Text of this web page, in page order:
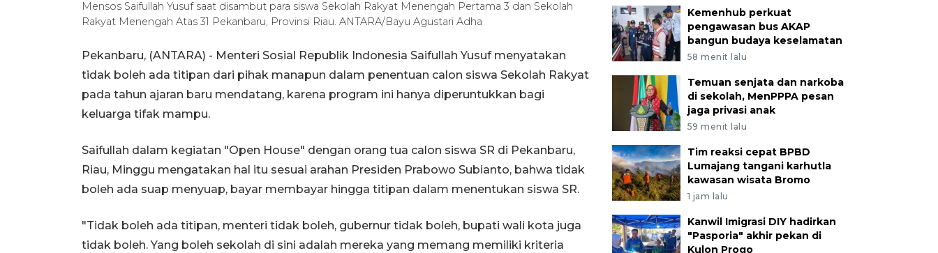
Mensos Saifullah Yusuf saat disambut para siswa Sekolah Rakyat Menengah Pertama 3 dan Sekolah
Rakyat Menengah Atas 31 Pekanbaru, Provinsi Riau. ANTARA/Bayu Agustari Adha
Pekanbaru, (ANTARA) - Menteri Sosial Republik Indonesia Saifullah Yusuf menyatakan
tidak boleh ada titipan dari pihak manapun dalam penentuan calon siswa Sekolah Rakyat
pada tahun ajaran baru mendatang, karena program ini hanya diperuntukkan bagi
keluarga tifak mampu.
Saifullah dalam kegiatan "Open House" dengan orang tua calon siswa SR di Pekanbaru,
Riau, Minggu mengatakan hal itu sesuai arahan Presiden Prabowo Subianto, bahwa tidak
boleh ada suap menyuap, bayar membayar hingga titipan dalam menentukan siswa SR.
"Tidak boleh ada titipan, menteri tidak boleh, gubernur tidak boleh, bupati wali kota juga
tidak boleh. Yang boleh sekolah di sini adalah mereka yang memang memiliki kriteria
Kemenhub perkuat
pengawasan bus AKAP
bangun budaya keselamatan
58 menit lalu
Temuan senjata dan narkoba
di sekolah, MenPPPA pesan
jaga privasi anak
59 menit lalu
Tim reaksi cepat BPBD
Lumajang tangani karhutla
kawasan wisata Bromo
1 jam lalu
Kanwil Imigrasi DIY hadirkan
"Pasporia" akhir pekan di
Kulon Progo